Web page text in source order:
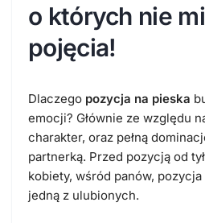
o których nie
pojęcia!
Dlaczego pozycja na pieska
emocji? Głównie ze względu
charakter, oraz pełną
partnerką. Przed pozycją od
kobiety, wśród panów,
jedną z ulubionych.